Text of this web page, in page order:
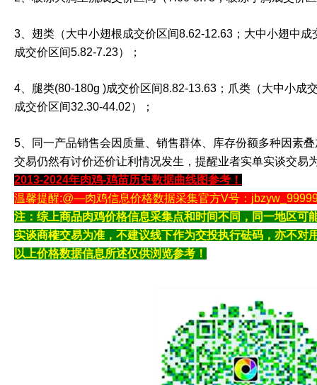
3、翅类（大中小翅根成交价区间8.62-12.63；大中小翅中
成交价区间5.82-7.23）；
4、腿类(80-180g )成交价区间8.82-13.63；爪类（大中小成
成交价区间32.30-44.02）；
5、同一产品销售会因质量、销售群体、库存份额多种因素
交易仍然有讨价还价让利情况发生，提醒业者实单实谈交易
2013-2024年肉鸡-鸡苗历史数据曲线图参考！
温馨提醒:@—肉鸡信息价格数据采集官方V号：
注：综上商品肉鸡价格信息采集点和时间不同，同一地区可
实谈商榷交易为准，不建议线下作为交投执行砝码，亦不对
以上价格数据信息所述仅供浏览参考！